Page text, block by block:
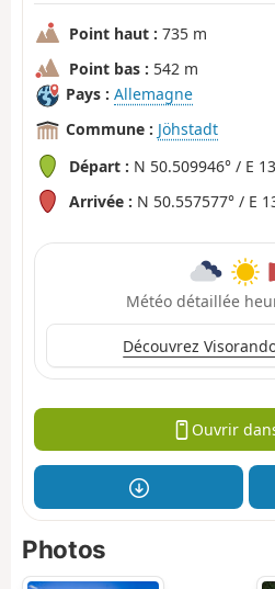
Point haut : 735 m
Point bas : 542 m
Pays : Allemagne
Commune : Jöhstadt
Départ : N 50.509946° / E
Arrivée : N 50.557577° / E
Météo détaillée
Découvrez
Ouvrir
Photos